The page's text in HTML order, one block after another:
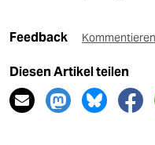
Feedback Kommentieren
Diesen Artikel teilen